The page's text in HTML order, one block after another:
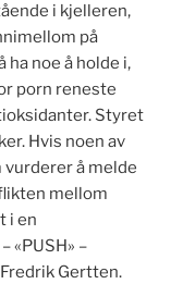
i kjelleren,
på
noe å holde i,
porn reneste
Styret
Hvis noen av
å melde
mellom
i en
«PUSH» –
Gertten.